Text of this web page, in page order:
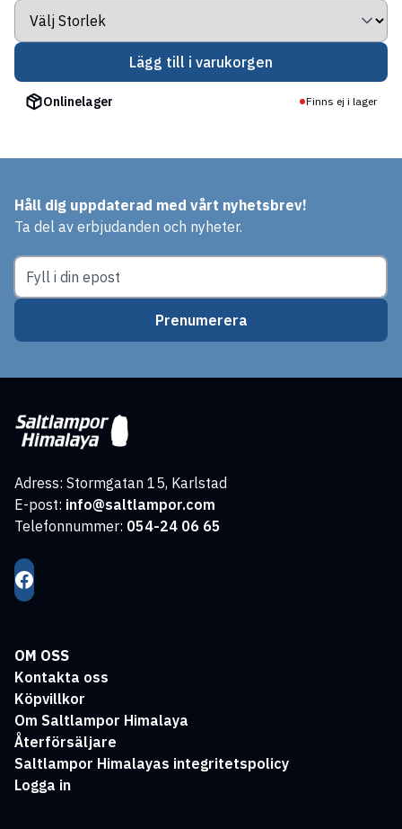
Lägg till i varukorgen
Onlinelager Finns ej i lager
Håll dig uppdaterad med vårt nyhetsbrev!
Ta del av erbjudanden och nyheter.
Prenumerera
Adress: Stormgatan 15, Karlstad
E-post: info@saltlampor.com
Telefonnummer: 054-24 06 65
OM OSS
Kontakta oss
Köpvillkor
Om Saltlampor Himalaya
Återförsäljare
Saltlampor Himalayas integritetspolicy
Logga in